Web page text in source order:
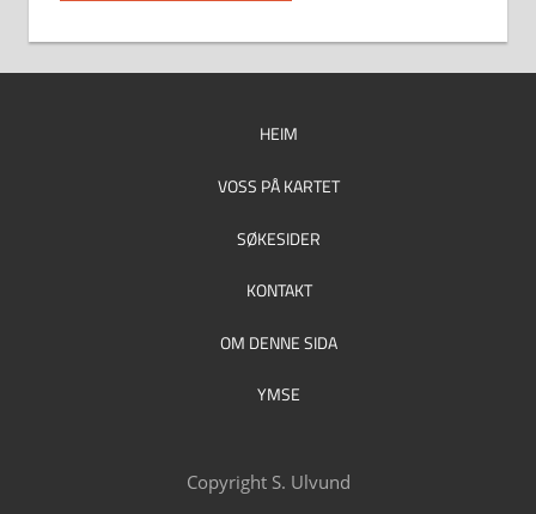
HEIM
VOSS PÅ KARTET
SØKESIDER
KONTAKT
OM DENNE SIDA
YMSE
Copyright S. Ulvund